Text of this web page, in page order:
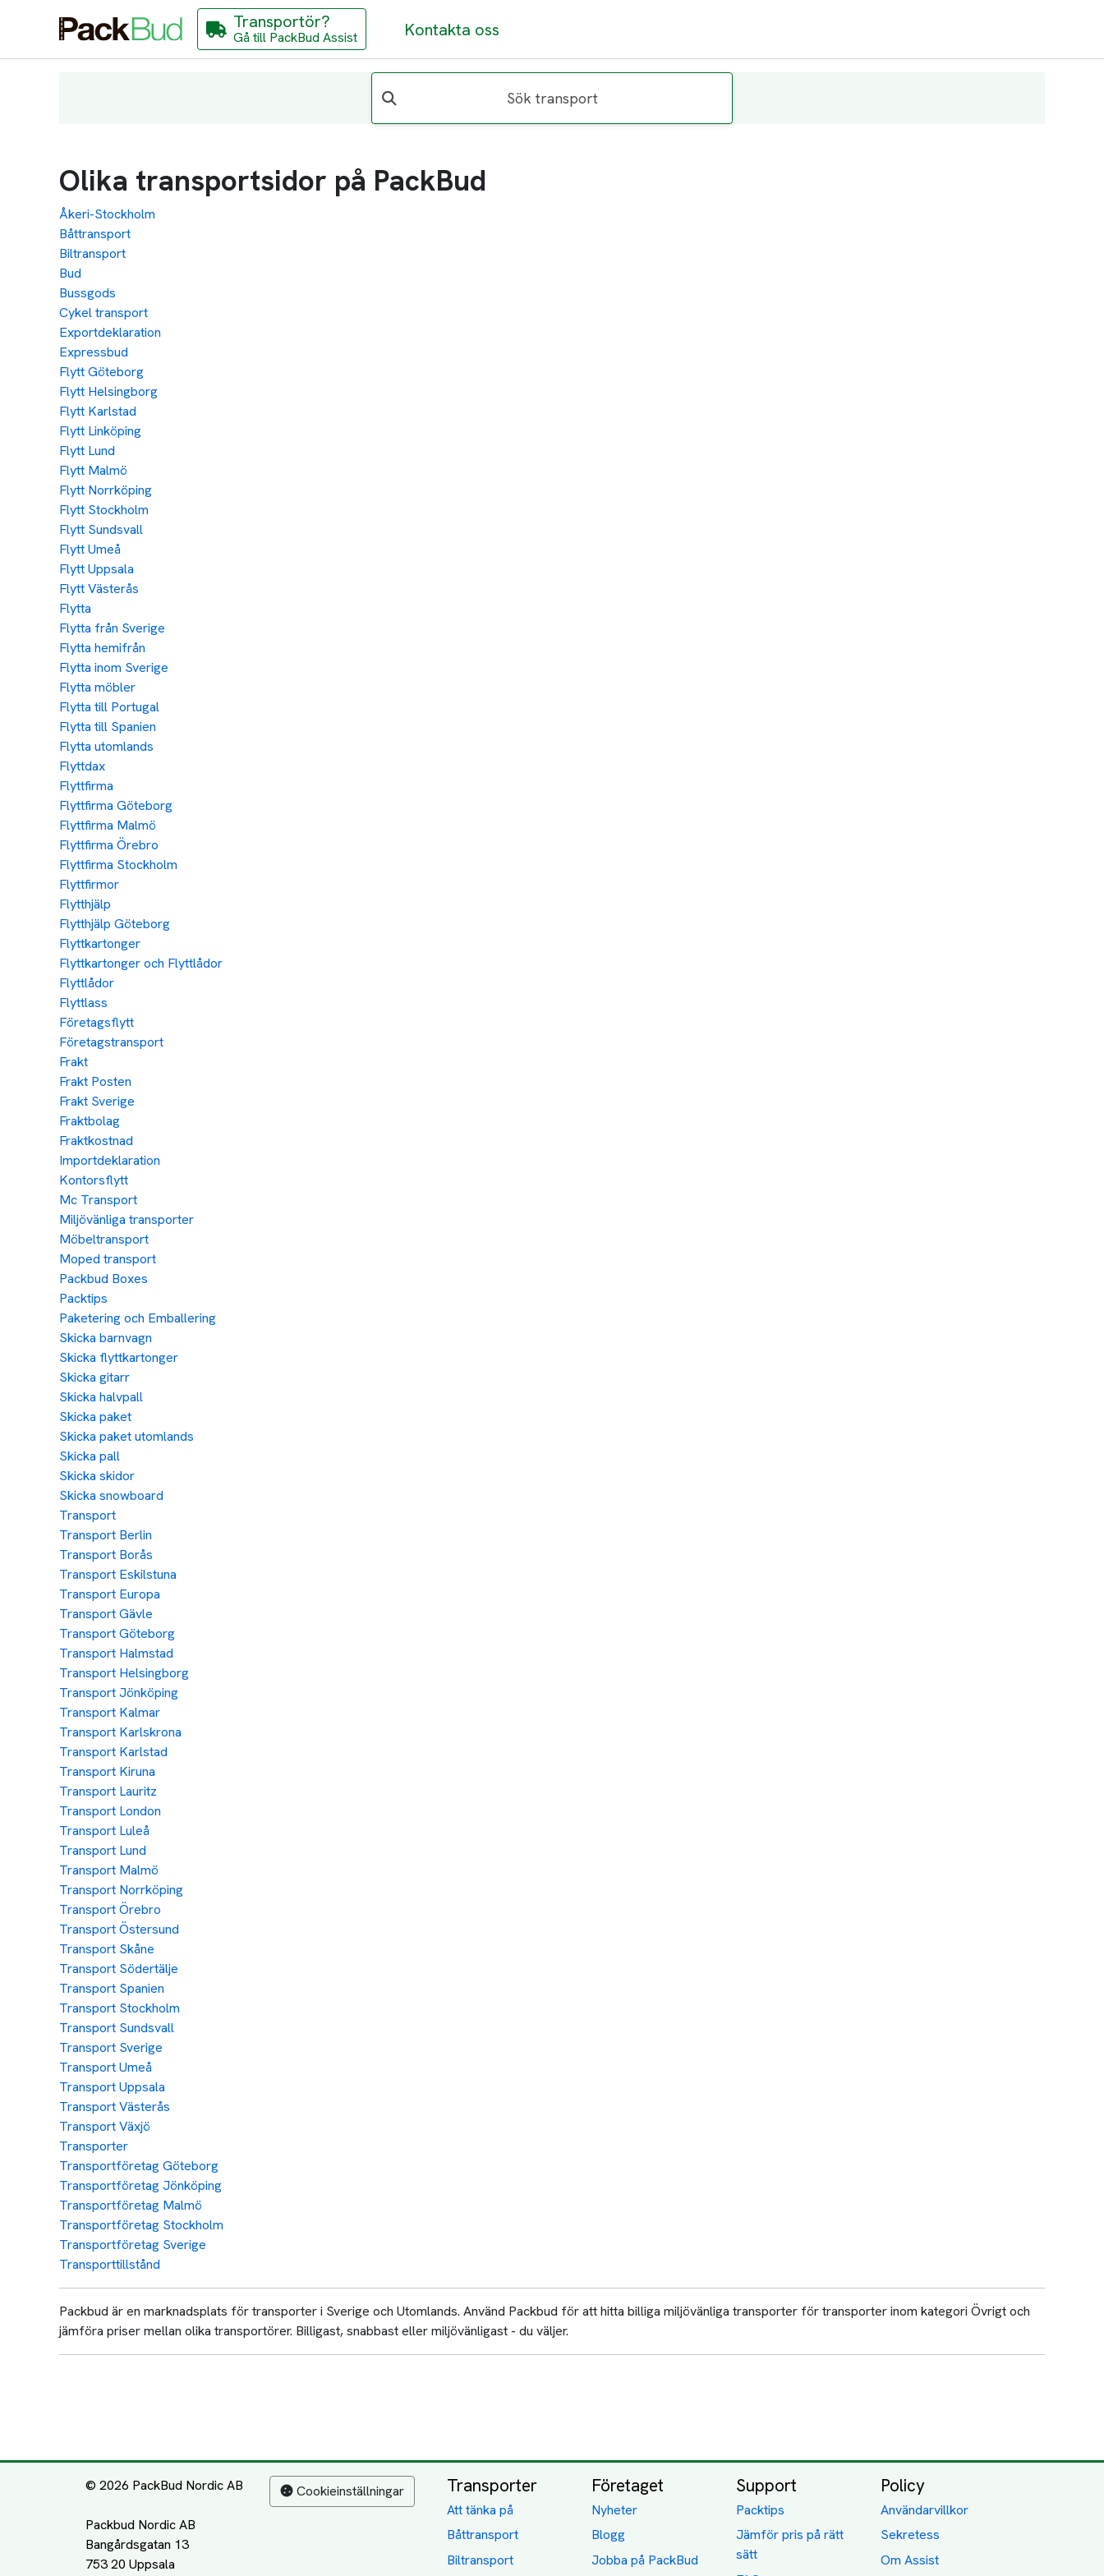
Transportör?
Gå till PackBud Assist Kontakta oss
Sök transport
Olika transportsidor på PackBud
Åkeri-Stockholm
Båttransport
Biltransport
Bud
Bussgods
Cykel transport
Exportdeklaration
Expressbud
Flytt Göteborg
Flytt Helsingborg
Flytt Karlstad
Flytt Linköping
Flytt Lund
Flytt Malmö
Flytt Norrköping
Flytt Stockholm
Flytt Sundsvall
Flytt Umeå
Flytt Uppsala
Flytt Västerås
Flytta
Flytta från Sverige
Flytta hemifrån
Flytta inom Sverige
Flytta möbler
Flytta till Portugal
Flytta till Spanien
Flytta utomlands
Flyttdax
Flyttfirma
Flyttfirma Göteborg
Flyttfirma Malmö
Flyttfirma Örebro
Flyttfirma Stockholm
Flyttfirmor
Flytthjälp
Flytthjälp Göteborg
Flyttkartonger
Flyttkartonger och Flyttlådor
Flyttlådor
Flyttlass
Företagsflytt
Företagstransport
Frakt
Frakt Posten
Frakt Sverige
Fraktbolag
Fraktkostnad
Importdeklaration
Kontorsflytt
Mc Transport
Miljövänliga transporter
Möbeltransport
Moped transport
Packbud Boxes
Packtips
Paketering och Emballering
Skicka barnvagn
Skicka flyttkartonger
Skicka gitarr
Skicka halvpall
Skicka paket
Skicka paket utomlands
Skicka pall
Skicka skidor
Skicka snowboard
Transport
Transport Berlin
Transport Borås
Transport Eskilstuna
Transport Europa
Transport Gävle
Transport Göteborg
Transport Halmstad
Transport Helsingborg
Transport Jönköping
Transport Kalmar
Transport Karlskrona
Transport Karlstad
Transport Kiruna
Transport Lauritz
Transport London
Transport Luleå
Transport Lund
Transport Malmö
Transport Norrköping
Transport Örebro
Transport Östersund
Transport Skåne
Transport Södertälje
Transport Spanien
Transport Stockholm
Transport Sundsvall
Transport Sverige
Transport Umeå
Transport Uppsala
Transport Västerås
Transport Växjö
Transporter
Transportföretag Göteborg
Transportföretag Jönköping
Transportföretag Malmö
Transportföretag Stockholm
Transportföretag Sverige
Transporttillstånd
Packbud är en marknadsplats för transporter i Sverige och Utomlands. Använd Packbud för att hitta billiga miljövänliga transporter för transporter inom kategori Övrigt och
jämföra priser mellan olika transportörer. Billigast, snabbast eller miljövänligast - du väljer.
© 2026 PackBud Nordic AB
Packbud Nordic AB
Bangårdsgatan 13
753 20 Uppsala
Cookieinställningar Transporter
Att tänka på
Båttransport
Biltransport
Företaget
Nyheter
Blogg
Jobba på PackBud
Support
Packtips
Jämför pris på rätt
sätt
Policy
Användarvillkor
Sekretess
Om Assist